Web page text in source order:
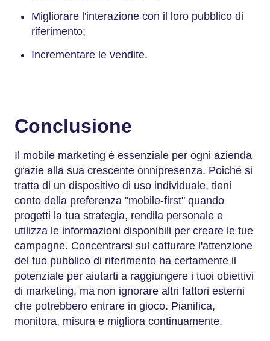
Migliorare l'interazione con il loro pubblico di
riferimento;
Incrementare le vendite.
Conclusione
Il mobile marketing è essenziale per ogni azienda
grazie alla sua crescente onnipresenza. Poiché si
tratta di un dispositivo di uso individuale, tieni
conto della preferenza "mobile-first" quando
progetti la tua strategia, rendila personale e
utilizza le informazioni disponibili per creare le tue
campagne. Concentrarsi sul catturare l'attenzione
del tuo pubblico di riferimento ha certamente il
potenziale per aiutarti a raggiungere i tuoi obiettivi
di marketing, ma non ignorare altri fattori esterni
che potrebbero entrare in gioco. Pianifica,
monitora, misura e migliora continuamente.